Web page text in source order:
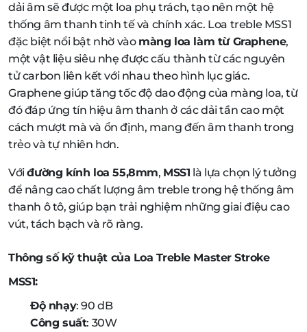
dải âm sẽ được một loa phụ trách, tạo nên một hệ
thống âm thanh tinh tế và chính xác. Loa treble MSS1
đặc biệt nổi bật nhờ vào màng loa làm từ Graphene,
một vật liệu siêu nhẹ được cấu thành từ các nguyên
tử carbon liên kết với nhau theo hình lục giác.
Graphene giúp tăng tốc độ dao động của màng loa, từ
đó đáp ứng tín hiệu âm thanh ở các dải tần cao một
cách mượt mà và ổn định, mang đến âm thanh trong
trẻo và tự nhiên hơn.
Vớiđường kính loa 55,8mm, MSS1 là lựa chọn lý tưởng
để nâng cao chất lượng âm treble trong hệ thống âm
thanh ô tô, giúp bạn trải nghiệm những giai điệu cao
vút, tách bạch và rõ ràng.
Thông số kỹ thuật của Loa Treble Master Stroke
MSS1:
Độ nhạy: 90 dB
Công suất: 30W